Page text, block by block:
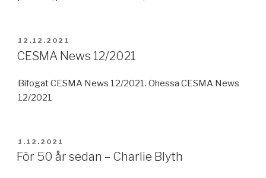
JULKAISTU
12.12.2021
CESMA News 12/2021
Bifogat CESMA News 12/2021. Ohessa CESMA News
12/2021
JULKAISTU
1.12.2021
För 50 år sedan – Charlie Blyth